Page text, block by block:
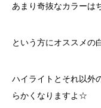
あまり奇抜なカラーは
という方にオススメの
ハイライトとそれ以外
らかくなりますよ☆